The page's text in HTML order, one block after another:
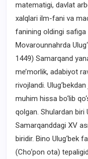
matematigi, davlat
xalqlari ilm-fani va
fanining oldingi safiga
Movarounnahrda
1449) Samarqand
me’morlik, adabiyot
rivojlandi.
muhim hissa bo‘lib
qolgan. Shulardan biri
Samarqanddagi XV
biridir. Bino Ulug‘bek
(Cho‘pon ota)